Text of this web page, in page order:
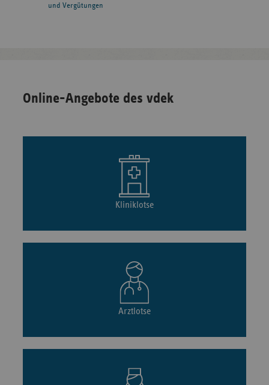
und Vergütungen
Online-Angebote des vdek
Kliniklotse
Arztlotse